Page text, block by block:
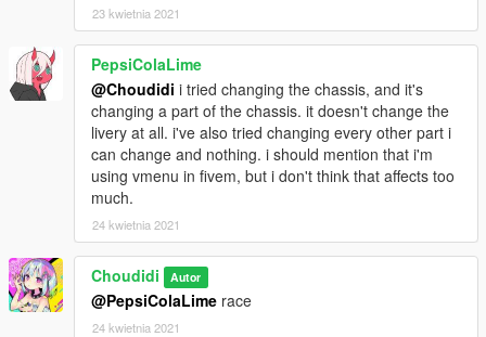
23 kwietnia 2021
PepsiColaLime
@Choudidi i tried changing the chassis, and it's
changing a part of the chassis. it doesn't change the
livery at all. i've also tried changing every other part i
can change and nothing. i should mention that i'm
using vmenu in fivem, but i don't think that affects too
much.
24 kwietnia 2021
Choudidi Autor
@PepsiColaLime race
24 kwietnia 2021